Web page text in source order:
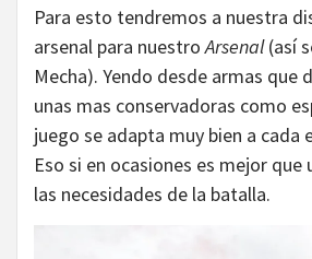
Para esto tendremos a nuestra
arsenal para nuestroArsenal(así
Mecha). Yendo desde armas que
unas mas conservadoras como
juego se adapta muy bien a cada
Eso si en ocasiones es mejor que
las necesidades de la batalla.